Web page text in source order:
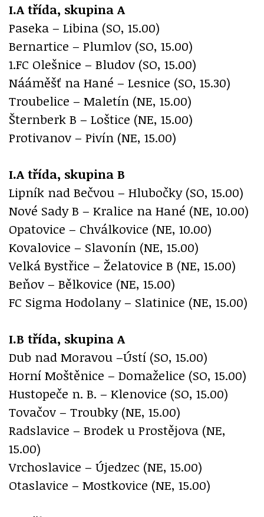
I.A třída, skupina A
Paseka – Libina (SO, 15.00)
Bernartice – Plumlov (SO, 15.00)
1.FC Olešnice – Bludov (SO, 15.00)
Nááměšť na Hané – Lesnice (SO, 15.30)
Troubelice – Maletín (NE, 15.00)
Šternberk B – Loštice (NE, 15.00)
Protivanov – Pivín (NE, 15.00)
I.A třída, skupina B
Lipník nad Bečvou – Hlubočky (SO, 15.00)
Nové Sady B – Kralice na Hané (NE, 10.00)
Opatovice – Chválkovice (NE, 10.00)
Kovalovice – Slavonín (NE, 15.00)
Velká Bystřice – Želatovice B (NE, 15.00)
Beňov – Bělkovice (NE, 15.00)
FC Sigma Hodolany – Slatinice (NE, 15.00)
I.B třída, skupina A
Dub nad Moravou –Ústí (SO, 15.00)
Horní Moštěnice – Domaželice (SO, 15.00)
Hustopeče n. B. – Klenovice (SO, 15.00)
Tovačov – Troubky (NE, 15.00)
Radslavice – Brodek u Prostějova (NE,
15.00)
Vrchoslavice – Újedzec (NE, 15.00)
Otaslavice – Mostkovice (NE, 15.00)